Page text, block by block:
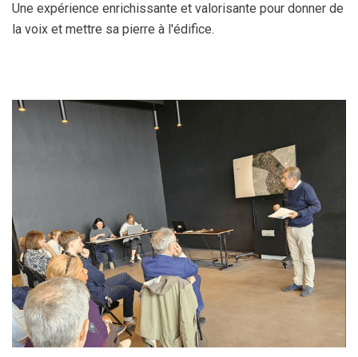
Une expérience enrichissante et valorisante pour donner de
la voix et mettre sa pierre à l'édifice.